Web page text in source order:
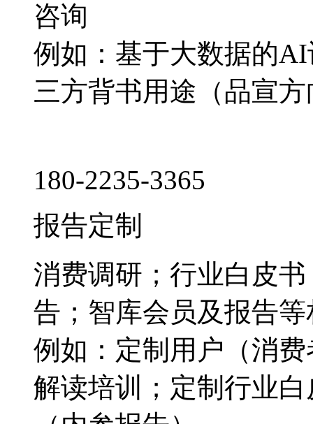
咨询
例如：基于大数据的
三方背书用途（品宣
180-2235-3365
报告定制
消费调研；行业白皮
告；智库会员及报告
例如：定制用户（消
解读培训；定制行业